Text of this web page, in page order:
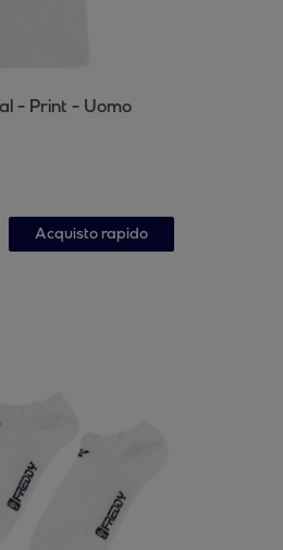
- Print - Uomo
Acquisto rapido